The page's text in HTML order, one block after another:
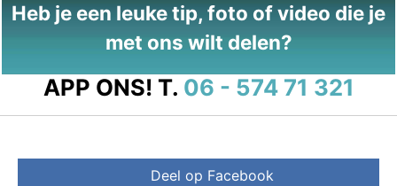
Heb je een leuke tip, foto of video die je
met ons wilt delen?
APP ONS! T. 06 - 574 71 321
Deel op Facebook